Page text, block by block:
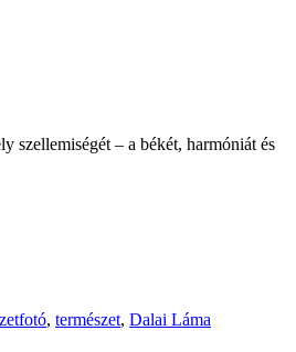
szellemiségét – a békét, harmóniát és
, természet, Dalai Láma